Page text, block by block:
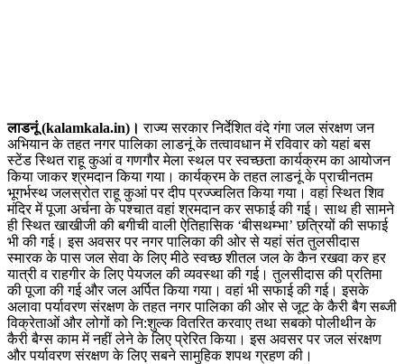
लाडनूं (kalamkala.in)। राज्य सरकार निर्देशित वंदे गंगा जल संरक्षण जन
अभियान के तहत नगर पालिका लाडनूं के तत्वावधान में रविवार को यहां बस
स्टेंड स्थित राहू कुआं व गणगौर मेला स्थल पर स्वच्छता कार्यक्रम का आयोजन
किया जाकर श्रमदान किया गया। कार्यक्रम के तहत लाडनूं के प्राचीनतम
भूगर्भस्थ जलस्रोत राहू कुआं पर दीप प्रज्ज्वलित किया गया। वहां स्थित शिव
मंदिर में पूजा अर्चना के पश्चात वहां श्रमदान कर सफाई की गई। साथ ही सामने
ही स्थित खाखीजी की बगीची वाली ऐतिहासिक ‘बीसथम्भा’ छत्रियों की सफाई
भी की गई। इस अवसर पर नगर पालिका की ओर से यहां संत तुलसीदास
स्मारक के पास जल सेवा के लिए मीठे स्वच्छ शीतल जल के कैन रखवा कर हर
यात्री व राहगीर के लिए पेयजल की व्यवस्था की गई। तुलसीदास की प्रतिमा
की पूजा की गई और जल अर्पित किया गया। वहां भी सफाई की गई। इसके
अलावा पर्यावरण संरक्षण के तहत नगर पालिका की ओर से जूट के कैरी बैग सब्जी
विक्रेताओं और लोगों को नि:शुल्क वितरित करवाए तथा सबको पोलीथीन के
कैरी बैग्स काम में नहीं लेने के लिए प्रेरित किया। इस अवसर पर जल संरक्षण
और पर्यावरण संरक्षण के लिए सबने सामुहिक शपथ ग्रहण की।